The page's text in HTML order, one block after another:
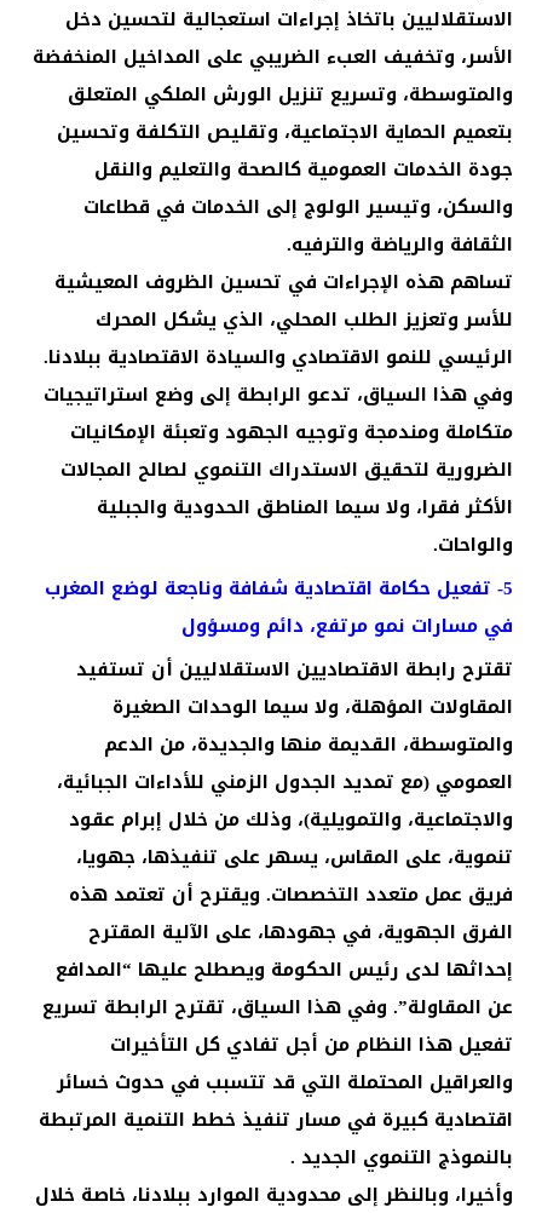
الاستقلاليين باتخاذ إجراءات استعجالية لتحسين دخل
الأسر، وتخفيف العبء الضريبي على المداخيل المنخفضة
والمتوسطة، وتسريع تنزيل الورش الملكي المتعلق
بتعميم الحماية الاجتماعية، وتقليص التكلفة وتحسين
جودة الخدمات العمومية كالصحة والتعليم والنقل
والسكن، وتيسير الولوج إلى الخدمات في قطاعات
الثقافة والرياضة والترفيه.
تساهم هذه الإجراءات في تحسين الظروف المعيشية
للأسر وتعزيز الطلب المحلي، الذي يشكل المحرك
الرئيسي للنمو الاقتصادي والسيادة الاقتصادية ببلادنا.
وفي هذا السياق، تدعو الرابطة إلى وضع استراتيجيات
متكاملة ومندمجة وتوجيه الجهود وتعبئة الإمكانيات
الضرورية لتحقيق الاستدراك التنموي لصالح المجالات
الأكثر فقرا، ولا سيما المناطق الحدودية والجبلية
والواحات.
5- تفعيل حكامة اقتصادية شفافة وناجعة لوضع المغرب
في مسارات نمو مرتفع، دائم ومسؤول
تقترح رابطة الاقتصاديين الاستقلاليين أن تستفيد
المقاولات المؤهلة، ولا سيما الوحدات الصغيرة
والمتوسطة، القديمة منها والجديدة، من الدعم
العمومي (مع تمديد الجدول الزمني للأداءات الجبائية،
والاجتماعية، والتمويلية)، وذلك من خلال إبرام عقود
تنموية، على المقاس، يسهر على تنفيذها، جهويا،
فريق عمل متعدد التخصصات. ويقترح أن تعتمد هذه
الفرق الجهوية، في جهودها، على الآلية المقترح
إحداثها لدى رئيس الحكومة ويصطلح عليها “المدافع
عن المقاولة”. وفي هذا السياق، تقترح الرابطة تسريع
تفعيل هذا النظام من أجل تفادي كل التأخيرات
والعراقيل المحتملة التي قد تتسبب في حدوث خسائر
اقتصادية كبيرة في مسار تنفيذ خطط التنمية المرتبطة
بالنموذج التنموي الجديد .
وأخيرا، وبالنظر إلى محدودية الموارد ببلادنا، خاصة خلال